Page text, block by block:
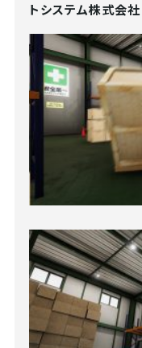
トシステム株式会社